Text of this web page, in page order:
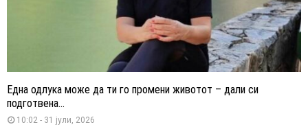
Една одлука може да ти го промени животот – дали си
подготвена...
10:02 - 31 јули, 2026